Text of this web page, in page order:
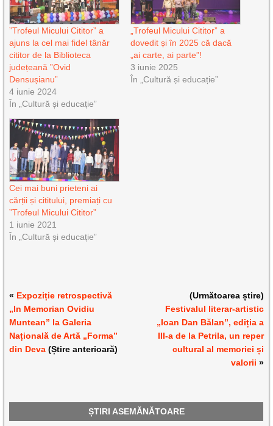
”Trofeul Micului Cititor” a
ajuns la cel mai fidel tânăr
cititor de la Biblioteca
județeană ”Ovid
Densușianu”
4 iunie 2024
În „Cultură și educație”
„Trofeul Micului Cititor” a
dovedit și în 2025 că dacă
„ai carte, ai parte”!
3 iunie 2025
În „Cultură și educație”
Cei mai buni prieteni ai
cărții și cititului, premiați cu
”Trofeul Micului Cititor”
1 iunie 2021
În „Cultură și educație”
« Expoziție retrospectivă
„In Memorian Ovidiu
Muntean” la Galeria
Națională de Artă „Forma”
din Deva (Știre anterioară)
(Următoarea știre)
Festivalul literar-artistic
„Ioan Dan Bălan”, ediția a
III-a de la Petrila, un reper
cultural al memoriei și
valorii »
ȘTIRI ASEMĂNĂTOARE